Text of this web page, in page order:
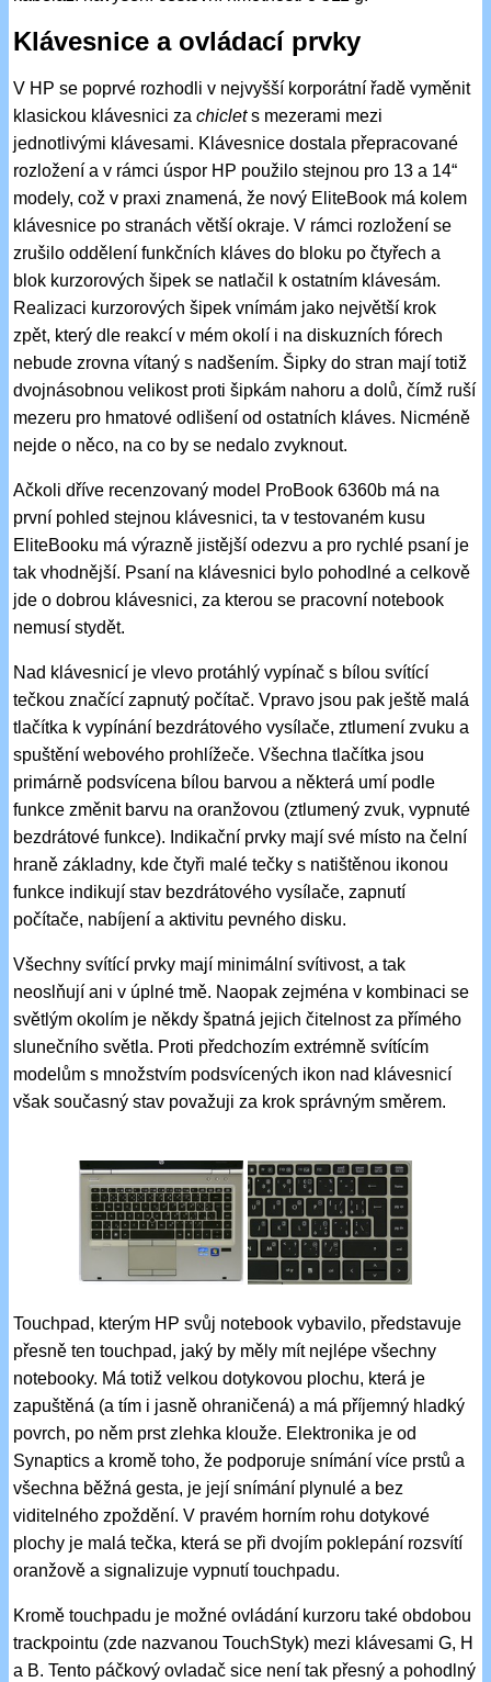
Klávesnice a ovládací prvky
V HP se poprvé rozhodli v nejvyšší korporátní řadě vyměnit
klasickou klávesnici zachiclets mezerami mezi
jednotlivými klávesami. Klávesnice dostala přepracované
rozložení a v rámci úspor HP použilo stejnou pro 13 a 14“
modely, což v praxi znamená, že nový EliteBook má kolem
klávesnice po stranách větší okraje. V rámci rozložení se
zrušilo oddělení funkčních kláves do bloku po čtyřech a
blok kurzorových šipek se natlačil k ostatním klávesám.
Realizaci kurzorových šipek vnímám jako největší krok
zpět, který dle reakcí v mém okolí i na diskuzních fórech
nebude zrovna vítaný s nadšením. Šipky do stran mají totiž
dvojnásobnou velikost proti šipkám nahoru a dolů, čímž ruší
mezeru pro hmatové odlišení od ostatních kláves. Nicméně
nejde o něco, na co by se nedalo zvyknout.
Ačkoli dříve recenzovaný model ProBook 6360b má na
první pohled stejnou klávesnici, ta v testovaném kusu
EliteBooku má výrazně jistější odezvu a pro rychlé psaní je
tak vhodnější. Psaní na klávesnici bylo pohodlné a celkově
jde o dobrou klávesnici, za kterou se pracovní notebook
nemusí stydět.
Nad klávesnicí je vlevo protáhlý vypínač s bílou svítící
tečkou značící zapnutý počítač. Vpravo jsou pak ještě malá
tlačítka k vypínání bezdrátového vysílače, ztlumení zvuku a
spuštění webového prohlížeče. Všechna tlačítka jsou
primárně podsvícena bílou barvou a některá umí podle
funkce změnit barvu na oranžovou (ztlumený zvuk, vypnuté
bezdrátové funkce). Indikační prvky mají své místo na čelní
hraně základny, kde čtyři malé tečky s natištěnou ikonou
funkce indikují stav bezdrátového vysílače, zapnutí
počítače, nabíjení a aktivitu pevného disku.
Všechny svítící prvky mají minimální svítivost, a tak
neoslňují ani v úplné tmě. Naopak zejména v kombinaci se
světlým okolím je někdy špatná jejich čitelnost za přímého
slunečního světla. Proti předchozím extrémně svítícím
modelům s množstvím podsvícených ikon nad klávesnicí
však současný stav považuji za krok správným směrem.
Touchpad, kterým HP svůj notebook vybavilo, představuje
přesně ten touchpad, jaký by měly mít nejlépe všechny
notebooky. Má totiž velkou dotykovou plochu, která je
zapuštěná (a tím i jasně ohraničená) a má příjemný hladký
povrch, po něm prst zlehka klouže. Elektronika je od
Synaptics a kromě toho, že podporuje snímání více prstů a
všechna běžná gesta, je její snímání plynulé a bez
viditelného zpoždění. V pravém horním rohu dotykové
plochy je malá tečka, která se při dvojím poklepání rozsvítí
oranžově a signalizuje vypnutí touchpadu.
Kromě touchpadu je možné ovládání kurzoru také obdobou
trackpointu (zde nazvanou TouchStyk) mezi klávesami G, H
a B. Tento páčkový ovladač sice není tak přesný a pohodlný